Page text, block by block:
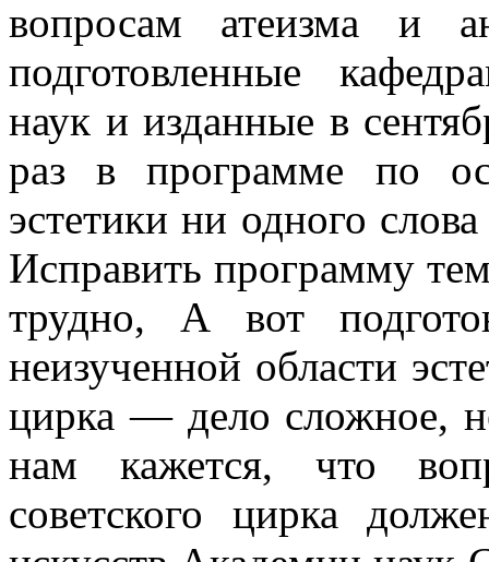
вопросам атеизма и
подготовленные
наук и изданные в
раз в программе по
эстетики ни одного
Исправить программу
трудно, А вот
неизученной области
цирка — дело сложное,
нам кажется, что
советского цирка